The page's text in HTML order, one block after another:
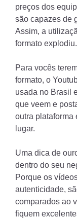
preços dos
são capazes de
Assim, a
formato explodiu.
Para vocês
formato, o
usada no Brasil
que veem e
outra plataforma
lugar.
Uma dica de
dentro do seu
Porque os
autenticidade,
comparados ao
fiquem